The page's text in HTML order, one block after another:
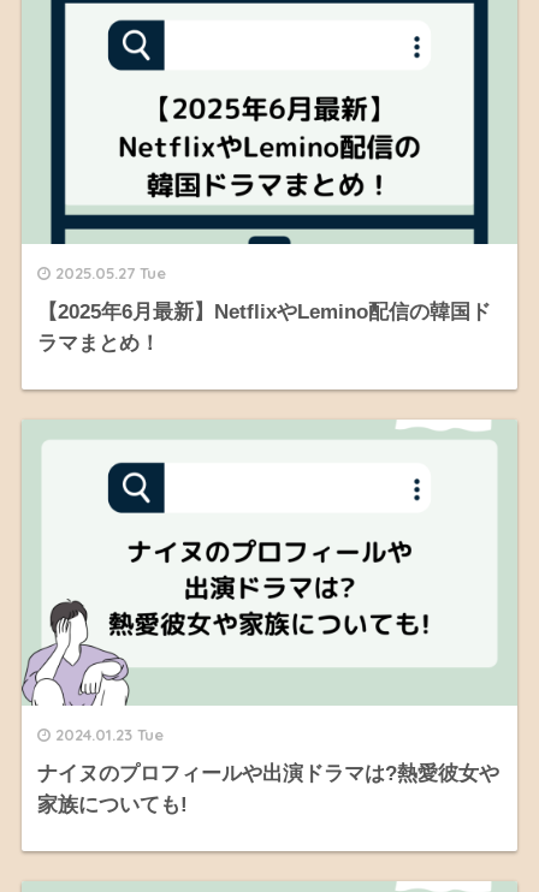
2025.05.27 Tue
【2025年6月最新】NetflixやLemino配信の韓国ド
ラマまとめ！
2024.01.23 Tue
ナイヌのプロフィールや出演ドラマは?熱愛彼女や
家族についても!